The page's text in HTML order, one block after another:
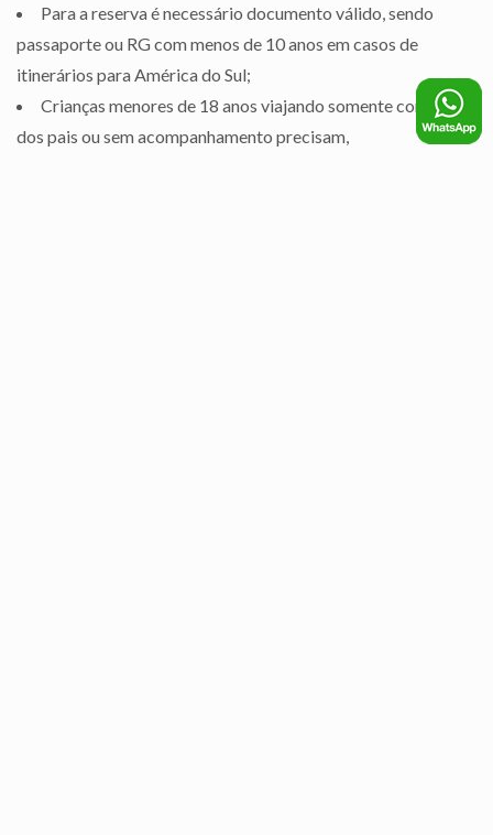
Para a reserva é necessário documento válido, sendo
passaporte ou RG com menos de 10 anos em casos de
itinerários para América do Sul;
Crianças menores de 18 anos viajando somente com um
dos pais ou sem acompanhamento precisam,